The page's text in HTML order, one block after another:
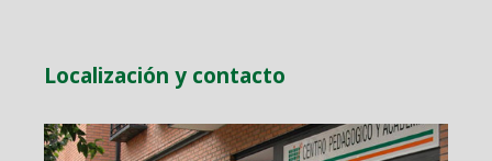
Localización y contacto